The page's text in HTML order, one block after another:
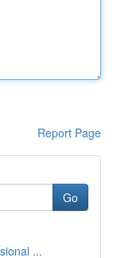
Report Page
Go
...